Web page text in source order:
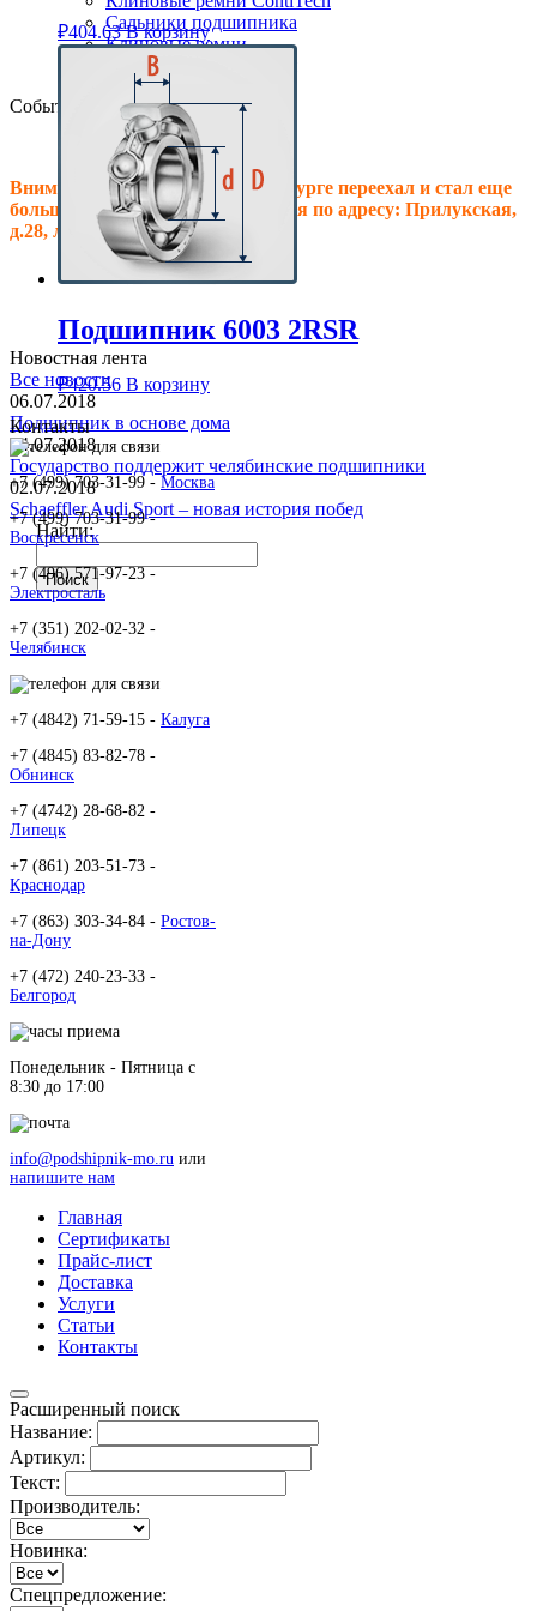
Сальники подшипника
Клиновые ремни
Техпластина резиновая
События
Внимание! Офис в Санкт-Петербурге переехал и стал еще
больше, теперь мы располагаемся по адресу: Прилукская,
д.28, литер.А! Ждем Вас в гости!
Новостная лента
Все новости
06.07.2018
Подшипник в основе дома
04.07.2018
Государство поддержит челябинские подшипники
02.07.2018
Schaeffler Audi Sport – новая история побед
Найти:
₽404.63 В корзину
Подшипник 6003 2RSR
₽420.56 В корзину
Контакты
+7 (499) 703-31-99 - Москва
+7 (499) 703-31-99 -
Воскресенск
+7 (496) 571-97-23 -
Электросталь
+7 (351) 202-02-32 -
Челябинск
+7 (4842) 71-59-15 - Калуга
+7 (4845) 83-82-78 -
Обнинск
+7 (4742) 28-68-82 -
Липецк
+7 (861) 203-51-73 -
Краснодар
+7 (863) 303-34-84 - Ростов-
на-Дону
+7 (472) 240-23-33 -
Белгород
Понедельник - Пятница c
8:30 до 17:00
info@podshipnik-mo.ru или
напишите нам
Главная
Сертификаты
Прайс-лист
Доставка
Услуги
Статьи
Контакты
Расширенный поиск
Название:
Артикул:
Текст:
Производитель:
Новинка:
Спецпредложение: